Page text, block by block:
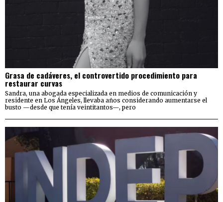
Grasa de cadáveres, el controvertido procedimiento para
restaurar curvas
Sandra, una abogada especializada en medios de comunicación y
residente en Los Ángeles, llevaba años considerando aumentarse el
busto —desde que tenía veintitantos—, pero